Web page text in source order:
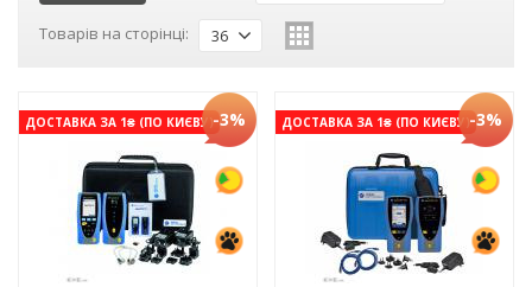
Товарів на сторінці: 36
ДОСТАВКА ЗА 1₴ (ПО КИЄВУ)-3% ДОСТАВКА ЗА 1₴ (ПО КИЄВУ)-3%